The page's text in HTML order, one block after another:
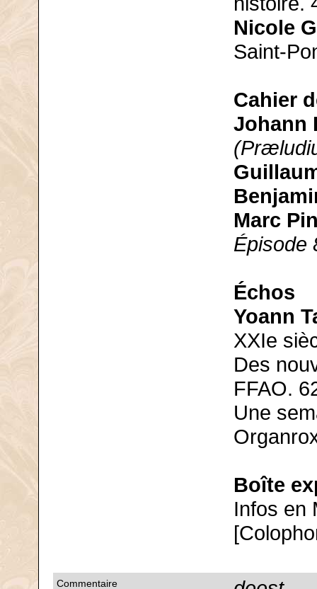
Nicole
Saint-
Cahier
Johann
Marc
Épisode
Échos
Yoann
XXIe
Des
FFAO.
Une
Boîte
Infos en
Commentaire